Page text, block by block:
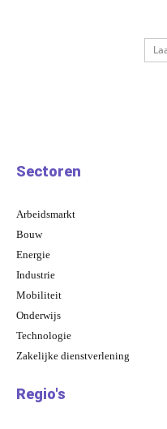
Sectoren
Arbeidsmarkt
Bouw
Energie
Industrie
Mobiliteit
Onderwijs
Technologie
Zakelijke dienstverlening
Regio's